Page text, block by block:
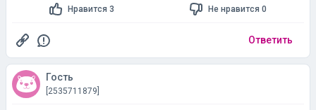
Нравится 3 Не нравится 0
Ответить
Гость
[2535711879]